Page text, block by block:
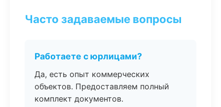
Часто задаваемые вопросы
Работаете с юрлицами?
Да, есть опыт коммерческих
объектов. Предоставляем полный
комплект документов.